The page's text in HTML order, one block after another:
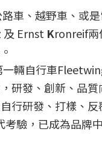
車、越野車、或
Ernst Kronreif兩
一輛自行車
研發、創新、品
行研發、打樣、
考驗，已成為品牌